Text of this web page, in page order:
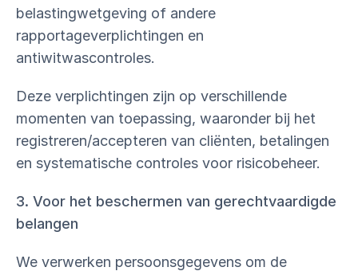
belastingwetgeving of andere
rapportageverplichtingen en
antiwitwascontroles.
Deze verplichtingen zijn op verschillende
momenten van toepassing, waaronder bij het
registreren/accepteren van cliënten, betalingen
en systematische controles voor risicobeheer.
3. Voor het beschermen van gerechtvaardigde
belangen
We verwerken persoonsgegevens om de